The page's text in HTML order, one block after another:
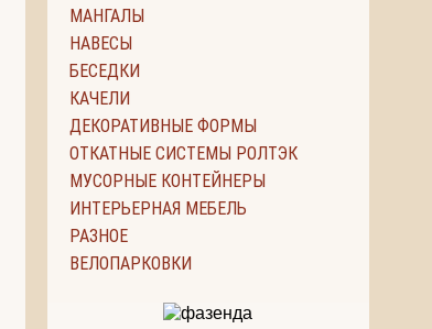
МАНГАЛЫ
НАВЕСЫ
БЕСЕДКИ
КАЧЕЛИ
ДЕКОРАТИВНЫЕ ФОРМЫ
ОТКАТНЫЕ СИСТЕМЫ РОЛТЭК
МУСОРНЫЕ КОНТЕЙНЕРЫ
ИНТЕРЬЕРНАЯ МЕБЕЛЬ
РАЗНОЕ
ВЕЛОПАРКОВКИ